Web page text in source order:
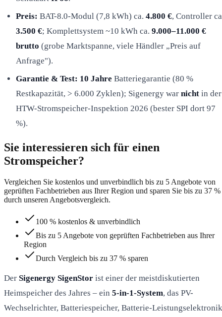
Preis: BAT-8.0-Modul (7,8 kWh) ca. 4.800 €, Controller
3.500 €; Komplettsystem ~10 kWh ca. 9.000–11.000 €
brutto (grobe Marktspanne, viele Händler „Preis auf
Anfrage").
Garantie & Test: 10 Jahre Batteriegarantie (80 %
Restkapazität, > 6.000 Zyklen); Sigenergy war nicht in der
HTW-Stromspeicher-Inspektion 2026 (bester SPI dort 97
%).
Sie interessieren sich für einen
Stromspeicher?
Vergleichen Sie kostenlos und unverbindlich bis zu 5 Angebote von
geprüften Fachbetrieben aus Ihrer Region und sparen Sie bis zu 37 %
durch unseren Angebotsvergleich.
100 % kostenlos & unverbindlich
Bis zu 5 Angebote von geprüften Fachbetrieben aus Ihrer
Region
Durch Vergleich bis zu 37 % sparen
Der Sigenergy SigenStor ist einer der meistdiskutierten
Heimspeicher des Jahres – ein 5-in-1-System, das PV-
Wechselrichter, Batteriespeicher, Batterie-